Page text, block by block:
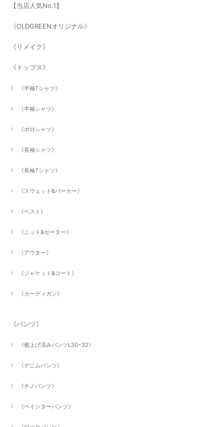
【当店人気No.1】
《OLDGREENオリジナル》
《リメイク》
《トップス》
《半袖Tシャツ》
《半袖シャツ》
《ポロシャツ》
《長袖シャツ》
《長袖Tシャツ》
《スウェット&パーカー》
《ベスト》
《ニット&セーター》
《アウター》
《ジャケット&コート》
《カーディガン》
《パンツ》
《裾上げ済みパンツL30~32》
《デニムパンツ》
《チノパンツ》
《ペインターパンツ》